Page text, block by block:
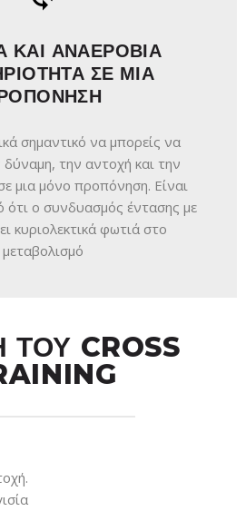
ΚΑΙ ΑΝΑΕΡΟΒΙΑ
ΣΕ ΜΙΑ
σημαντικό να μπορείς να
δύναμη, την αντοχή και την
μια μόνο προπόνηση. Είναι
ότι ο συνδυασμός έντασης με
κυριολεκτικά φωτιά στο
μεταβολισμό
CROSS